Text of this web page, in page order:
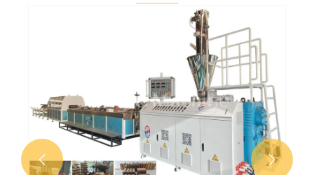
डब्ल्यूपीसी डेकिंग
कैसे सुधारें?
और देखें >>
 